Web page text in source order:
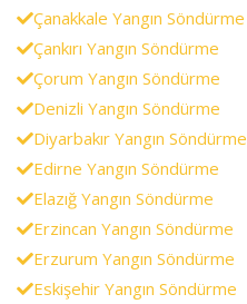
Çanakkale Yangın Söndürme
Çankırı Yangın Söndürme
Çorum Yangın Söndürme
Denizli Yangın Söndürme
Diyarbakır Yangın Söndürme
Edirne Yangın Söndürme
Elazığ Yangın Söndürme
Erzincan Yangın Söndürme
Erzurum Yangın Söndürme
Eskişehir Yangın Söndürme